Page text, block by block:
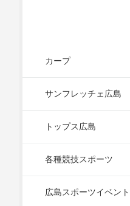
カープ
サンフレッチェ広島
トップス広島
各種競技スポーツ
広島スポーツイベント